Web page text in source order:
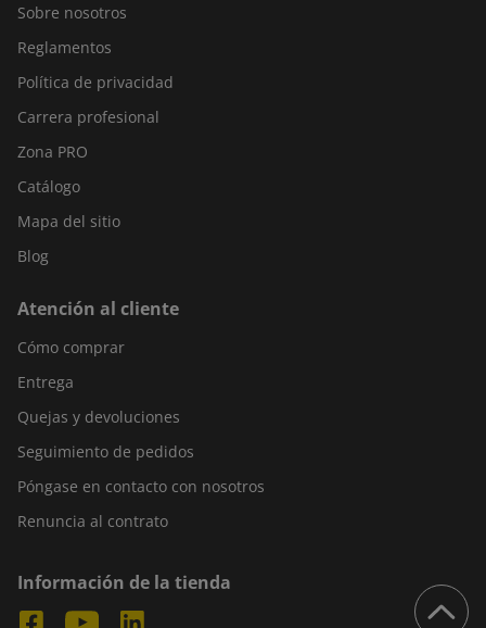
Sobre nosotros
Reglamentos
Política de privacidad
Carrera profesional
Zona PRO
Catálogo
Mapa del sitio
Blog
Atención al cliente
Cómo comprar
Entrega
Quejas y devoluciones
Seguimiento de pedidos
Póngase en contacto con nosotros
Renuncia al contrato
Información de la tienda